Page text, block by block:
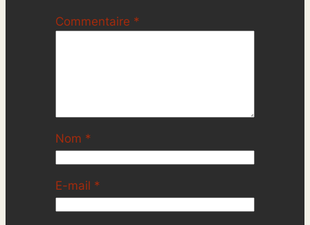
Commentaire *
Nom *
E-mail *